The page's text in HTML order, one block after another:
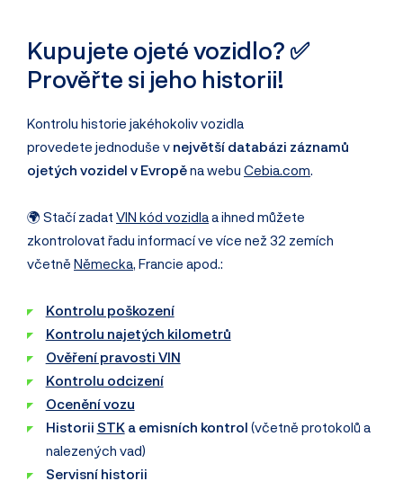
Kupujete ojeté vozidlo? ✅
Prověřte si jeho historii!
Kontrolu historie jakéhokoliv vozidla
provedete jednoduše v největší databázi záznamů
ojetých vozidel v Evropěna webu Cebia.com.
🌍 Stačí zadat VIN kód vozidlaa ihned můžete
zkontrolovat řadu informací ve více než 32 zemích
včetně Německa, Francie apod.:
Kontrolu poškození
Kontrolu najetých kilometrů
Ověření pravosti VIN
Kontrolu odcizení
Ocenění vozu
Historii STKa emisních kontrol (včetně protokolů a
nalezených vad)
Servisní historii